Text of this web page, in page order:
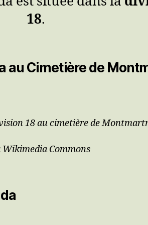
18.
au Cimetière de
18 au cimetière de
Wikimedia Commons